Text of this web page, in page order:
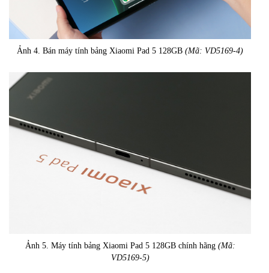
Ảnh 4. Bán máy tính bảng Xiaomi Pad 5 128GB (Mã: VD5169-4)
Ảnh 5. Máy tính bảng Xiaomi Pad 5 128GB chính hãng (Mã:
VD5169-5)